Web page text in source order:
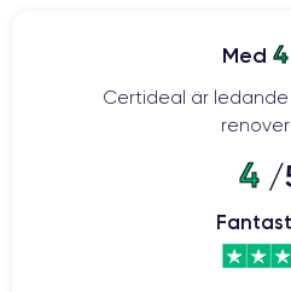
med en bländare på f/1,6 och en
f/2,4. Med 2x digital zoom, 5x digital
du enkelt ta kvalitetsfoton när som
iPhone 12: 5G-
ansluta till 5G-nätverk. Detta
Med 4
Certideal är
4 /